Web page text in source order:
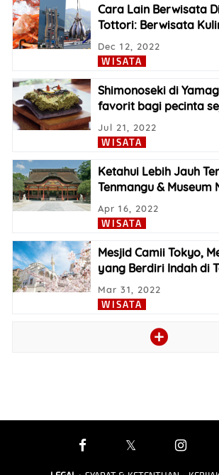
Cara Lain Berwisata
Tottori: Berwisata
WISATA
Dec 12, 2022
Shimonoseki di
favorit bagi pecinta
WISATA
Jul 21, 2022
Ketahui Lebih Jauh
Tenmangu & Museum
WISATA
Apr 16, 2022
Mesjid Camii Tokyo,
yang Berdiri Indah di
WISATA
Mar 31, 2022